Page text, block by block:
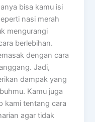
bisa kamu isi
nasi merah
mengurangi
berlebihan.
dengan cara
Jadi,
dampak yang
Kamu juga
kami tentang cara
agar tidak